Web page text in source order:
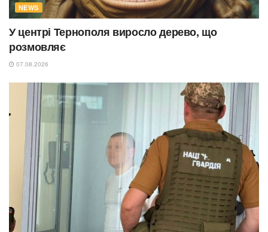
NEWS
У центрі Тернополя виросло дерево, що
розмовляє
07.08.2026